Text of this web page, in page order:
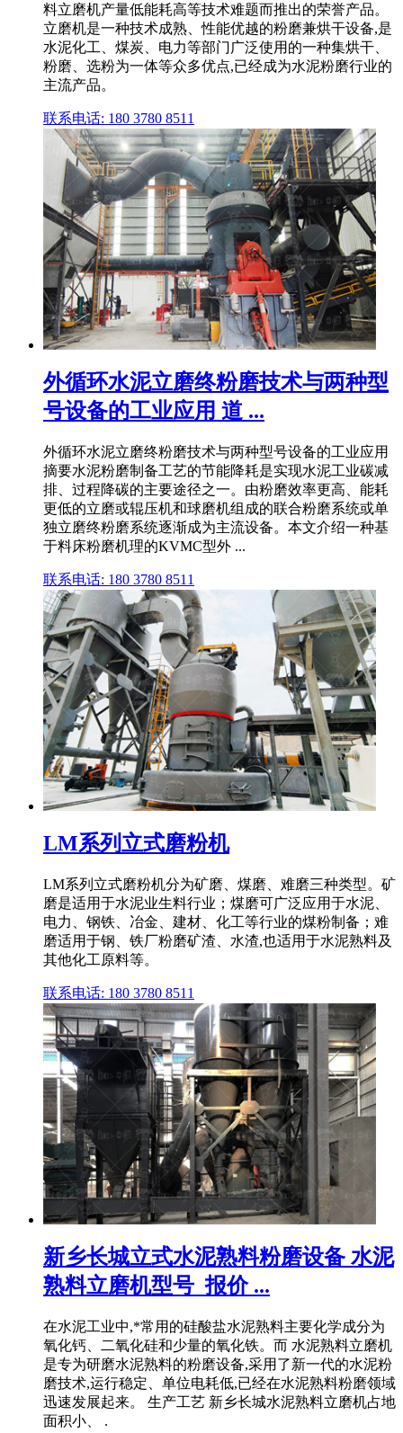
料立磨机产量低能耗高等技术难题而推出的荣誉产品。
立磨机是一种技术成熟、性能优越的粉磨兼烘干设备,是
水泥化工、煤炭、电力等部门广泛使用的一种集烘干、
粉磨、选粉为一体等众多优点,已经成为水泥粉磨行业的
主流产品。
联系电话: 180 3780 8511
外循环水泥立磨终粉磨技术与两种型
号设备的工业应用 道 ...
外循环水泥立磨终粉磨技术与两种型号设备的工业应用
摘要水泥粉磨制备工艺的节能降耗是实现水泥工业碳减
排、过程降碳的主要途径之一。由粉磨效率更高、能耗
更低的立磨或辊压机和球磨机组成的联合粉磨系统或单
独立磨终粉磨系统逐渐成为主流设备。本文介绍一种基
于料床粉磨机理的KVMC型外 ...
联系电话: 180 3780 8511
LM系列立式磨粉机
LM系列立式磨粉机分为矿磨、煤磨、难磨三种类型。矿
磨是适用于水泥业生料行业；煤磨可广泛应用于水泥、
电力、钢铁、冶金、建材、化工等行业的煤粉制备；难
磨适用于钢、铁厂粉磨矿渣、水渣,也适用于水泥熟料及
其他化工原料等。
联系电话: 180 3780 8511
新乡长城立式水泥熟料粉磨设备 水泥
熟料立磨机型号_报价 ...
在水泥工业中,*常用的硅酸盐水泥熟料主要化学成分为
氧化钙、二氧化硅和少量的氧化铁。而 水泥熟料立磨机
是专为研磨水泥熟料的粉磨设备,采用了新一代的水泥粉
磨技术,运行稳定、单位电耗低,已经在水泥熟料粉磨领域
迅速发展起来。 生产工艺 新乡长城水泥熟料立磨机占地
面积小、 .